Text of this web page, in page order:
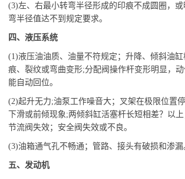
(3)左、右最小转弯半径形成的印痕不成圆圈，
弯半径值达不到规定要求。
四、液压系统
(1)液压油油质、油量不符规定；升降、倾斜油
痕、裂纹或弯曲变形;分配阀操作杆变形明显，
能自动回位。
(2)起升无力;油泵工作噪音大；叉架在极限位置
下滑或前倾现象;两倾斜缸活塞杆长短相差？以
节流阀失效；安全阀失效或不良。
(3)油箱通气孔不畅通；管路、接头有破损和渗漏
五、发动机